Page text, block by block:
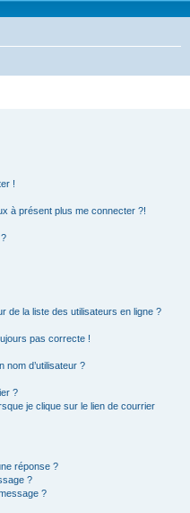
!
à présent plus me connecter ?!
de la liste des utilisateurs en ligne ?
pas correcte !
nom d’utilisateur ?
?
je clique sur le lien de courrier
réponse ?
?
?